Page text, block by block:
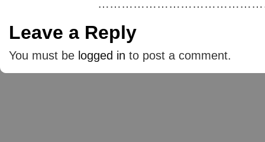
Leave a Reply
You must be logged in to post a comment.